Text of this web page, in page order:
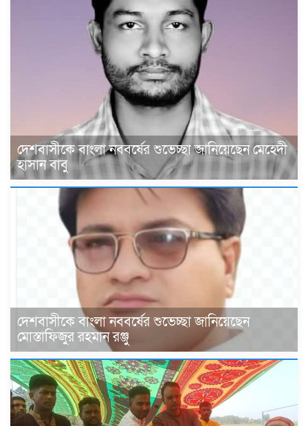
দেশবাসীকে বাংলা নববর্ষের শুভেচ্ছা জানিয়েছেন মেহেদী
হাসান বাবু
দেশবাসীকে বাংলা নববর্ষের শুভেচ্ছা জানিয়েছেন
মোস্তাফিজুর রহমান রঞ্জু